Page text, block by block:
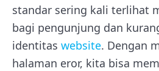
standar sering kali terlihat
bagi pengunjung dan
identitas website. Dengan
halaman eror, kita bisa